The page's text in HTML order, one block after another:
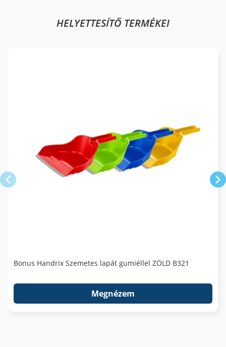
HELYETTESÍTŐ TERMÉKEI
Bonus Handrix Szemetes lapát gumiéllel ZÖLD B321
Megnézem